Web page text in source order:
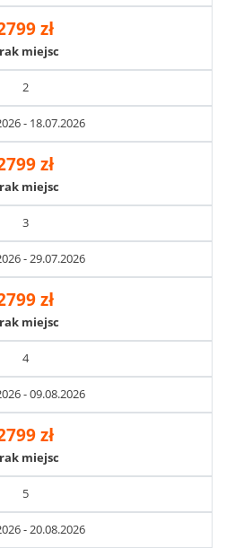
zł
miejsc
2
- 18.07.2026
zł
miejsc
3
- 29.07.2026
zł
miejsc
4
- 09.08.2026
zł
miejsc
5
- 20.08.2026